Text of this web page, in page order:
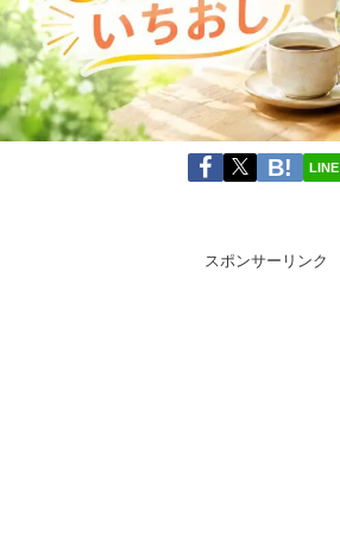
LINE
スポンサーリンク